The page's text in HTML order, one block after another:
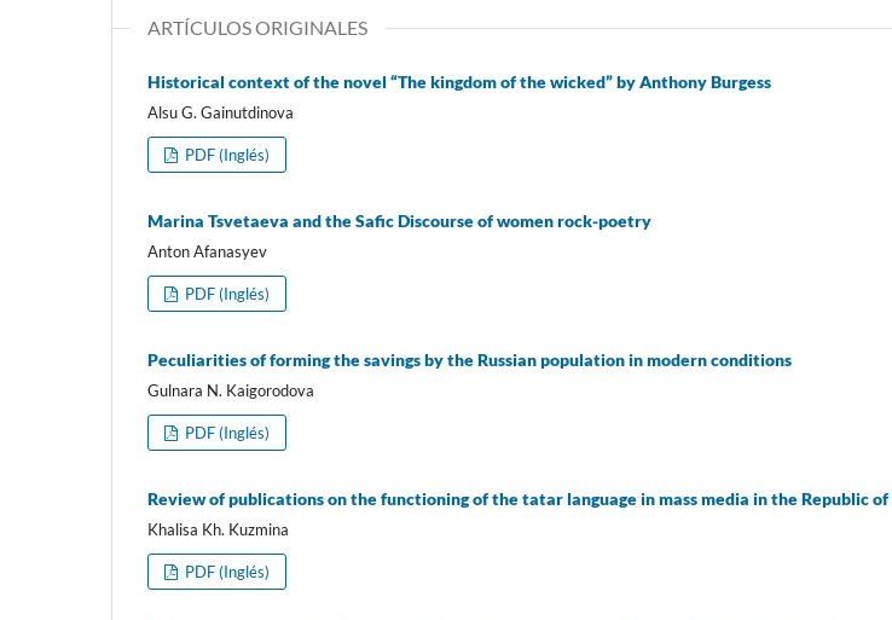
ARTÍCULOS ORIGINALES
Historical context of the novel “The kingdom of the wicked” by Anthony Burgess
Alsu G. Gainutdinova
PDF (Inglés)
Marina Tsvetaeva and the Safic Discourse of women rock-poetry
Anton Afanasyev
PDF (Inglés)
Peculiarities of forming the savings by the Russian population in modern conditions
Gulnara N. Kaigorodova
PDF (Inglés)
Review of publications on the functioning of the tatar language in mass media in the Republic
Khalisa Kh. Kuzmina
PDF (Inglés)